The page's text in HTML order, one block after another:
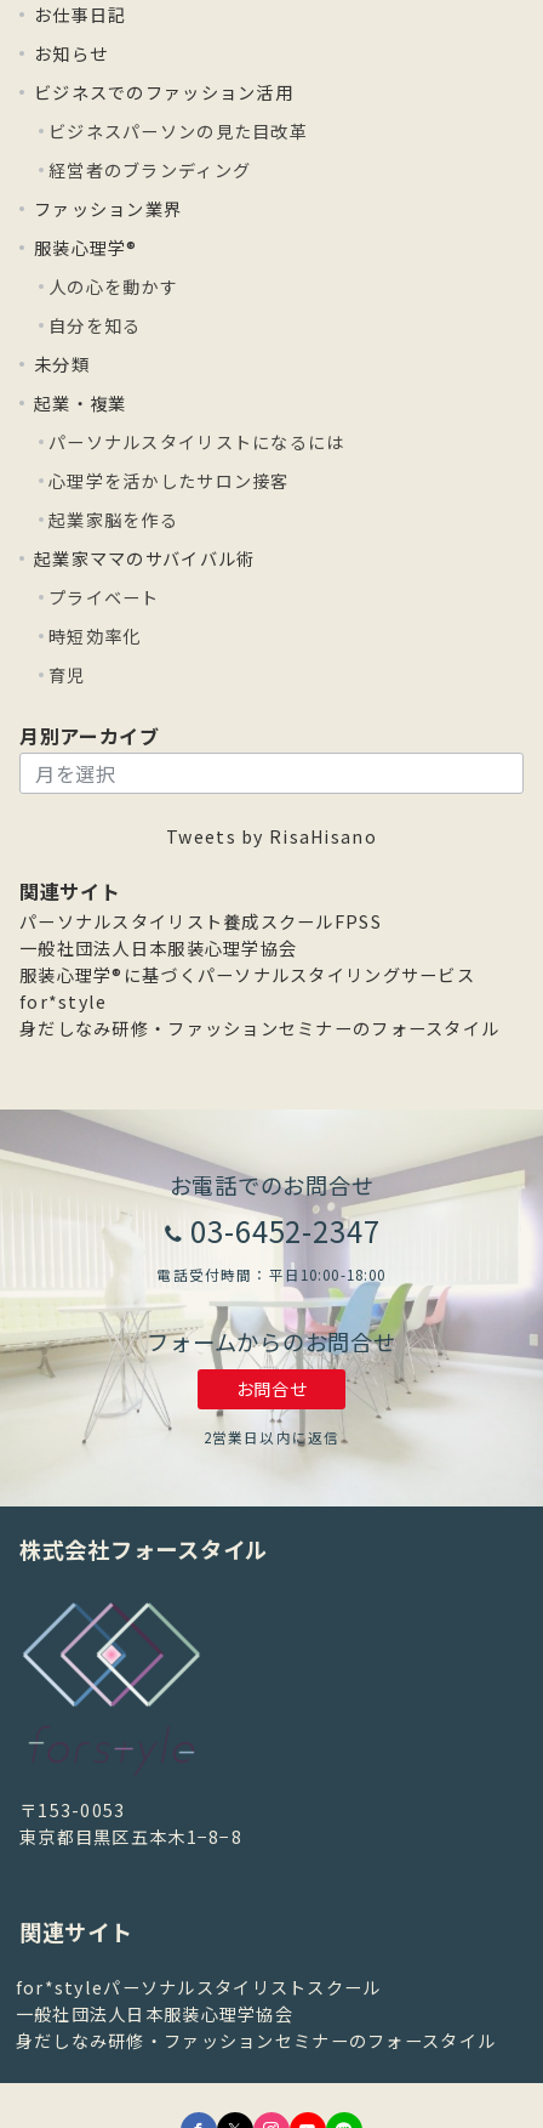
お仕事日記
お知らせ
ビジネスでのファッション活用
ビジネスパーソンの見た目改革
経営者のブランディング
ファッション業界
服装心理学®
人の心を動かす
自分を知る
未分類
起業・複業
パーソナルスタイリストになるには
心理学を活かしたサロン接客
起業家脳を作る
起業家ママのサバイバル術
プライベート
時短効率化
育児
月別アーカイブ
別
イ
ブ
Tweets by RisaHisano
関連サイト
パーソナルスタイリスト養成スクールFPSS
一般社団法人日本服装心理学協会
服装心理学®に基づくパーソナルスタイリングサービス
for*style
身だしなみ研修・ファッションセミナーのフォースタイル
お電話でのお問合せ
03-6452-2347
電話受付時間：平日10:00-18:00
フォームからのお問合せ
お問合せ
2営業日以内に返信
株式会社フォースタイル
〒153-0053
東京都目黒区五本木1−8−8
関連サイト
for*styleパーソナルスタイリストスクール
一般社団法人日本服装心理学協会
身だしなみ研修・ファッションセミナーのフォースタイル